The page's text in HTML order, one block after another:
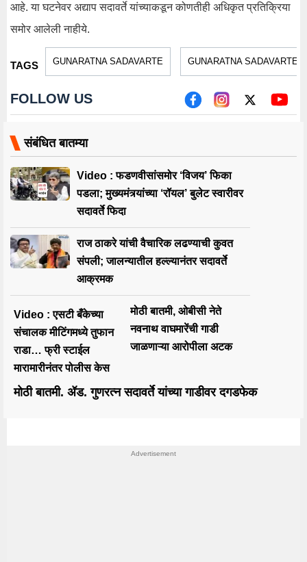
आहे. या घटनेवर अद्याप सदावर्ते यांच्याकडून कोणतीही अधिकृत प्रतिक्रिया
समोर आलेली नाहीये.
TAGS GUNARATNA SADAVARTE GUNARATNA SADAVARTE
FOLLOW US
संबंधित बातम्या
Video : फडणवीसांसमोर ‘विजय’ फिका
पडला; मुख्यमंत्र्यांच्या ‘रॉयल’ बुलेट स्वारीवर
सदावर्ते फिदा
राज ठाकरे यांची वैचारिक लढण्याची कुवत
संपली; जालन्यातील हल्ल्यानंतर सदावर्ते
आक्रमक
Video : एसटी बँकेच्या
संचालक मीटिंगमध्ये तुफान
राडा… फ्री स्टाईल
मारामारीनंतर पोलीस केस
मोठी बातमी, ओबीसी नेते
नवनाथ वाघमारेंची गाडी
जाळणाऱ्या आरोपीला अटक
मोठी बातमी. ॲड. गुणरत्न सदावर्ते यांच्या गाडीवर दगडफेक